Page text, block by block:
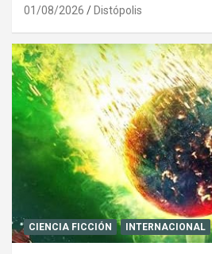
01/08/2026 Distópolis
CIENCIA FICCIÓN INTERNACIONAL